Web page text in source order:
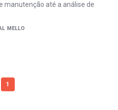
manutenção até a análise de
MELLO
1